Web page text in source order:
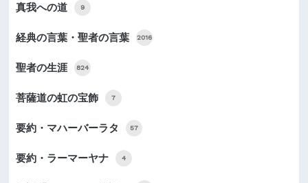
真我への道 9
経典の言葉・聖者の言葉 2016
聖者の生涯 824
菩薩道の虹の宝飾 7
要約・マハーバーラタ 57
要約・ラーマーヤナ 4